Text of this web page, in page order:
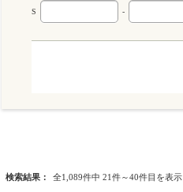
S -
検索結果： 全1,089件中 21件～40件目を表示